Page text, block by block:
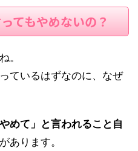
てもやめないの？
。
ているはずなのに、なぜ
やめて」と言われること自
あります。